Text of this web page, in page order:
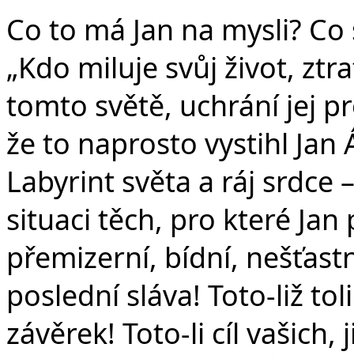
Co to má Jan na mysli?
„Kdo miluje svůj život,
tomto světě, uchrání jej
že to naprosto vystihl Jan
Labyrint světa a ráj srdce
situaci těch, pro které Jan
přemizerní, bídní,
poslední sláva! Toto-liž
závěrek! Toto-li cíl